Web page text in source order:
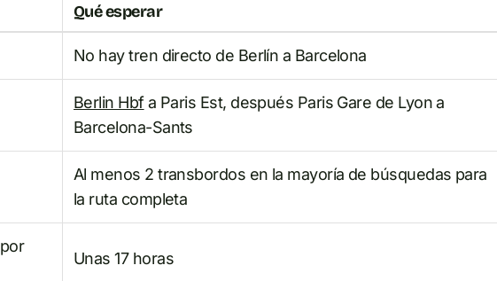
Qué esperar
No hay tren directo de Berlín a Barcelona
Berlin Hbfa Paris Est, después Paris Gare de Lyon a
Barcelona-Sants
Al menos 2 transbordos en la mayoría de búsquedas para
la ruta completa
Unas 17 horas